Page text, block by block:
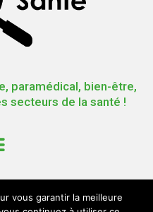
paramédical, bien-être,
secteurs de la santé !
vous garantir la meilleure